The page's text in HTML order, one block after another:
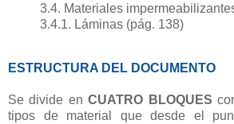
3.4. Materiales
3.4.1. Láminas (pág. 138)
ESTRUCTURA DEL DOCUMENTO
Se divide enCUATRO BLOQUES
tipos de material que desde el